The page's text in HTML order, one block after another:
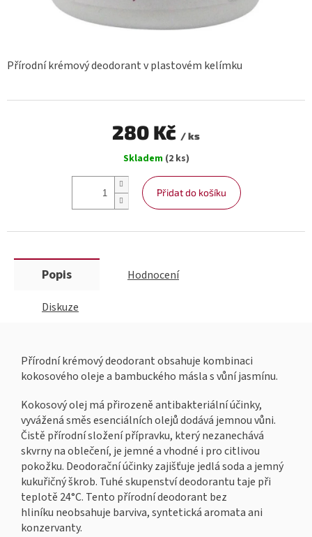
Přírodní krémový deodorant v plastovém kelímku
280 Kč / ks
cena:
Skladem (2 ks)
Přidat do košíku
Popis Hodnocení
Diskuze
Přírodní krémový deodorant obsahuje kombinaci
kokosového oleje a bambuckého másla s vůní jasmínu.
Kokosový olej má přirozeně antibakteriální účinky,
vyvážená směs esenciálních olejů dodává jemnou vůni.
Čistě přírodní složení přípravku, který nezanechává
skvrny na oblečení, je jemné a vhodné i pro citlivou
pokožku. Deodorační účinky zajišťuje jedlá soda a jemný
kukuřičný škrob. Tuhé skupenství deodorantu taje při
teplotě 24°C. Tento přírodní deodorant bez
hliníku neobsahuje barviva, syntetická aromata ani
konzervanty.